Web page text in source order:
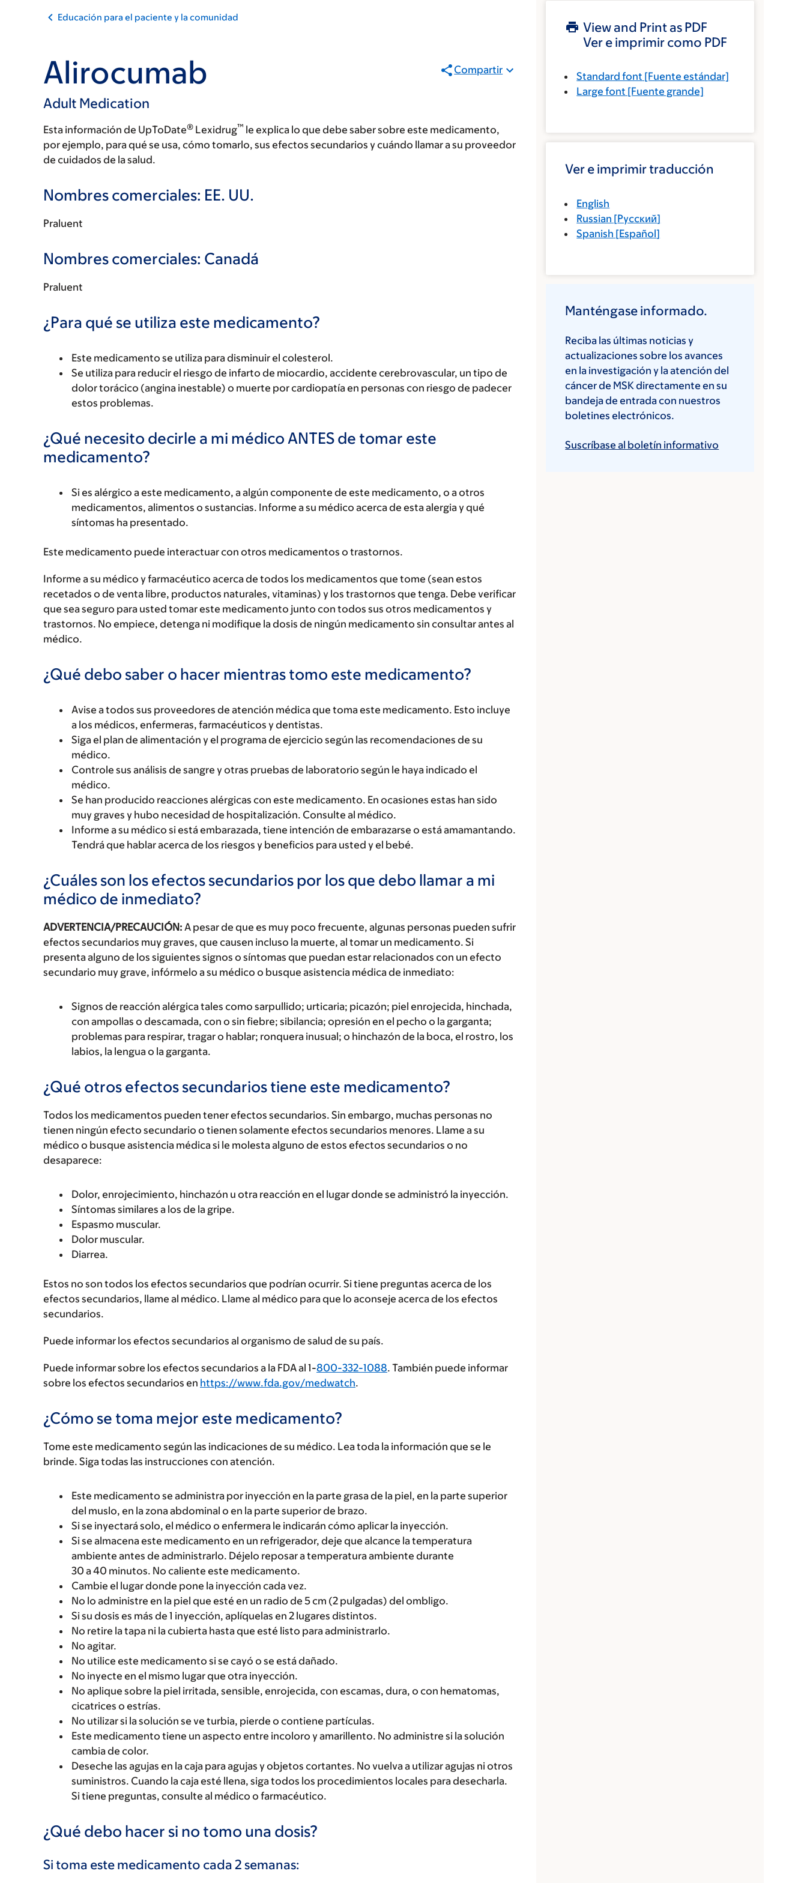
Educación para el paciente y la comunidad
Alirocumab
Adult Medication
Compartir
Esta información de UpToDate® Lexidrug™ le explica lo que debe saber sobre este medicamento,
por ejemplo, para qué se usa, cómo tomarlo, sus efectos secundarios y cuándo llamar a su proveedor
de cuidados de la salud.
Nombres comerciales: EE. UU.
Praluent
Nombres comerciales: Canadá
Praluent
¿Para qué se utiliza este medicamento?
Este medicamento se utiliza para disminuir el colesterol.
Se utiliza para reducir el riesgo de infarto de miocardio, accidente cerebrovascular, un tipo de
dolor torácico (angina inestable) o muerte por cardiopatía en personas con riesgo de padecer
estos problemas.
¿Qué necesito decirle a mi médico ANTES de tomar este
medicamento?
Si es alérgico a este medicamento, a algún componente de este medicamento, o a otros
medicamentos, alimentos o sustancias. Informe a su médico acerca de esta alergia y qué
síntomas ha presentado.
Este medicamento puede interactuar con otros medicamentos o trastornos.
Informe a su médico y farmacéutico acerca de todos los medicamentos que tome (sean estos
recetados o de venta libre, productos naturales, vitaminas) y los trastornos que tenga. Debe verificar
que sea seguro para usted tomar este medicamento junto con todos sus otros medicamentos y
trastornos. No empiece, detenga ni modifique la dosis de ningún medicamento sin consultar antes al
médico.
¿Qué debo saber o hacer mientras tomo este medicamento?
Avise a todos sus proveedores de atención médica que toma este medicamento. Esto incluye
a los médicos, enfermeras, farmacéuticos y dentistas.
Siga el plan de alimentación y el programa de ejercicio según las recomendaciones de su
médico.
Controle sus análisis de sangre y otras pruebas de laboratorio según le haya indicado el
médico.
Se han producido reacciones alérgicas con este medicamento. En ocasiones estas han sido
muy graves y hubo necesidad de hospitalización. Consulte al médico.
Informe a su médico si está embarazada, tiene intención de embarazarse o está amamantando.
Tendrá que hablar acerca de los riesgos y beneficios para usted y el bebé.
¿Cuáles son los efectos secundarios por los que debo llamar a mi
médico de inmediato?
ADVERTENCIA/PRECAUCIÓN: A pesar de que es muy poco frecuente, algunas personas pueden sufrir
efectos secundarios muy graves, que causen incluso la muerte, al tomar un medicamento. Si
presenta alguno de los siguientes signos o síntomas que puedan estar relacionados con un efecto
secundario muy grave, infórmelo a su médico o busque asistencia médica de inmediato:
Signos de reacción alérgica tales como sarpullido; urticaria; picazón; piel enrojecida, hinchada,
con ampollas o descamada, con o sin fiebre; sibilancia; opresión en el pecho o la garganta;
problemas para respirar, tragar o hablar; ronquera inusual; o hinchazón de la boca, el rostro, los
labios, la lengua o la garganta.
¿Qué otros efectos secundarios tiene este medicamento?
Todos los medicamentos pueden tener efectos secundarios. Sin embargo, muchas personas no
tienen ningún efecto secundario o tienen solamente efectos secundarios menores. Llame a su
médico o busque asistencia médica si le molesta alguno de estos efectos secundarios o no
desaparece:
Dolor, enrojecimiento, hinchazón u otra reacción en el lugar donde se administró la inyección.
Síntomas similares a los de la gripe.
Espasmo muscular.
Dolor muscular.
Diarrea.
Estos no son todos los efectos secundarios que podrían ocurrir. Si tiene preguntas acerca de los
efectos secundarios, llame al médico. Llame al médico para que lo aconseje acerca de los efectos
secundarios.
Puede informar los efectos secundarios al organismo de salud de su país.
Puede informar sobre los efectos secundarios a la FDA al 1-800-332-1088. También puede informar
sobre los efectos secundarios en https://www.fda.gov/medwatch.
¿Cómo se toma mejor este medicamento?
Tome este medicamento según las indicaciones de su médico. Lea toda la información que se le
brinde. Siga todas las instrucciones con atención.
Este medicamento se administra por inyección en la parte grasa de la piel, en la parte superior
del muslo, en la zona abdominal o en la parte superior de brazo.
Si se inyectará solo, el médico o enfermera le indicarán cómo aplicar la inyección.
Si se almacena este medicamento en un refrigerador, deje que alcance la temperatura
ambiente antes de administrarlo. Déjelo reposar a temperatura ambiente durante
30 a 40 minutos. No caliente este medicamento.
Cambie el lugar donde pone la inyección cada vez.
No lo administre en la piel que esté en un radio de 5 cm (2 pulgadas) del ombligo.
Si su dosis es más de 1 inyección, aplíquelas en 2 lugares distintos.
No retire la tapa ni la cubierta hasta que esté listo para administrarlo.
No agitar.
No utilice este medicamento si se cayó o se está dañado.
No inyecte en el mismo lugar que otra inyección.
No aplique sobre la piel irritada, sensible, enrojecida, con escamas, dura, o con hematomas,
cicatrices o estrías.
No utilizar si la solución se ve turbia, pierde o contiene partículas.
Este medicamento tiene un aspecto entre incoloro y amarillento. No administre si la solución
cambia de color.
Deseche las agujas en la caja para agujas y objetos cortantes. No vuelva a utilizar agujas ni otros
suministros. Cuando la caja esté llena, siga todos los procedimientos locales para desecharla.
Si tiene preguntas, consulte al médico o farmacéutico.
¿Qué debo hacer si no tomo una dosis?
Si toma este medicamento cada 2 semanas:
View and Print as PDF
Ver e imprimir como PDF
Standard font [Fuente estándar]
Large font [Fuente grande]
Ver e imprimir traducción
English
Russian [Русский]
Spanish [Español]
Manténgase informado.
Reciba las últimas noticias y
actualizaciones sobre los avances
en la investigación y la atención del
cáncer de MSK directamente en su
bandeja de entrada con nuestros
boletines electrónicos.
Suscríbase al boletín informativo